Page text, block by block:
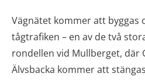
Vägnätet kommer att byggas
tågtrafiken – en av de två
rondellen vid Mullberget, där
Älvsbacka kommer att